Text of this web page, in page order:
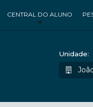
CENTRAL DO ALUNO
Unidade: